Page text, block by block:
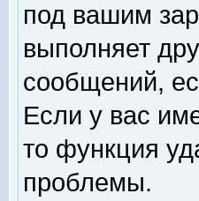
под вашим
выполняет
сообщений,
Если у вас
то функция
проблемы.